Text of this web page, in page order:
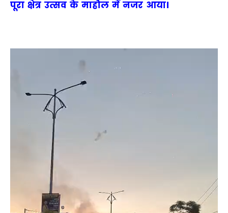
पूरा क्षेत्र उत्सव के माहौल में नजर आया।